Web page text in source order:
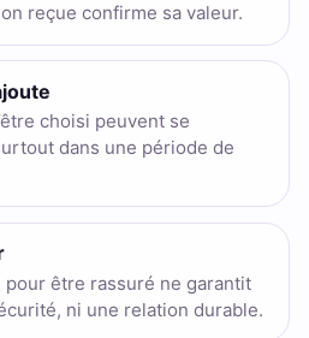
reçue confirme sa valeur.
choisi peuvent se
dans une période de
être rassuré ne garantit
ni une relation durable.